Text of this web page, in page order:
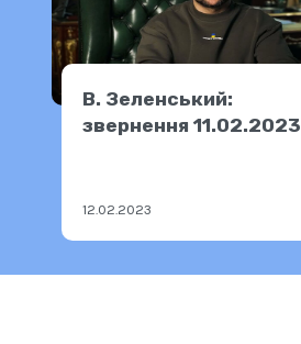
В. Зеленський:
звернення 11.02.2023
12.02.2023